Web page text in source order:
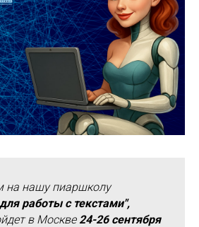
на нашу пиаршколу
работы с текстами",
в Москве 24-26 сентября